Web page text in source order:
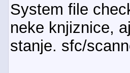
System file
neke knjiznice,
stanje. sfc/